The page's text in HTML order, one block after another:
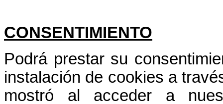
CONSENTIMIENTO
Podrá prestar su
instalación de cookies a
mostró al acceder a